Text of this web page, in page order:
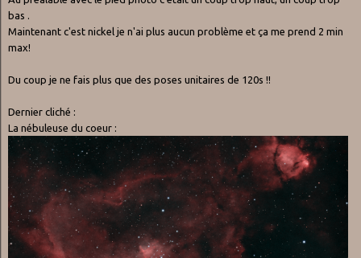
bas .
Maintenant c'est nickel je n'ai plus aucun problème et ça me prend 2 min
max!
Du coup je ne fais plus que des poses unitaires de 120s !!
Dernier cliché :
La nébuleuse du coeur :